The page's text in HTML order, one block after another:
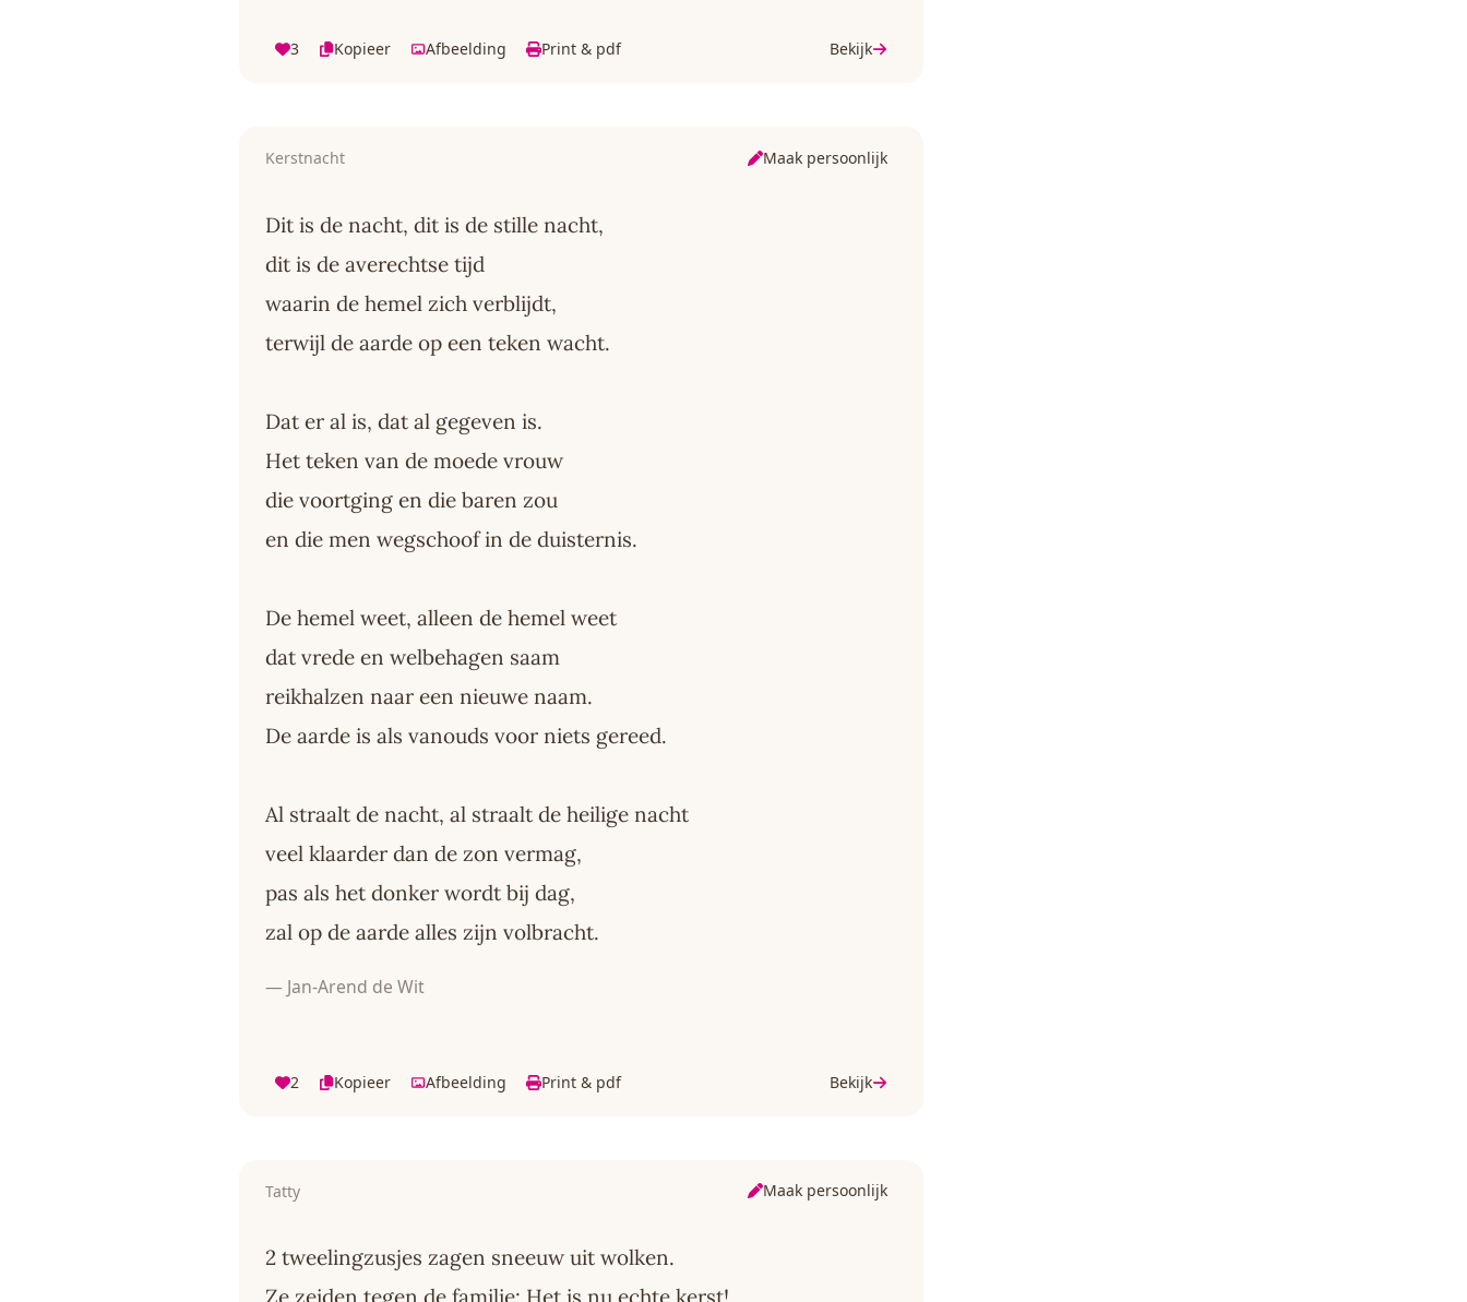
3 Kopieer Afbeelding Print & pdf Bekijk
Kerstnacht Maak persoonlijk
Dit is de nacht, dit is de stille nacht,
dit is de averechtse tijd
waarin de hemel zich verblijdt,
terwijl de aarde op een teken wacht.
Dat er al is, dat al gegeven is.
Het teken van de moede vrouw
die voortging en die baren zou
en die men wegschoof in de duisternis.
De hemel weet, alleen de hemel weet
dat vrede en welbehagen saam
reikhalzen naar een nieuwe naam.
De aarde is als vanouds voor niets gereed.
Al straalt de nacht, al straalt de heilige nacht
veel klaarder dan de zon vermag,
pas als het donker wordt bij dag,
zal op de aarde alles zijn volbracht.
— Jan-Arend de Wit
2 Kopieer Afbeelding Print & pdf Bekijk
Tatty Maak persoonlijk
2 tweelingzusjes zagen sneeuw uit wolken.
Ze zeiden tegen de familie: Het is nu echte kerst!